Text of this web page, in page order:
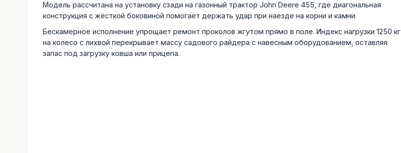
Модель рассчитана на установку сзади на газонный трактор John Deere 455, где диагональная
конструкция с жёсткой боковиной помогает держать удар при наезде на корни и камни.
Бескамерное исполнение упрощает ремонт проколов жгутом прямо в поле. Индекс нагрузки 1250 кг
на колесо с лихвой перекрывает массу садового райдера с навесным оборудованием, оставляя
запас под загрузку ковша или прицепа.